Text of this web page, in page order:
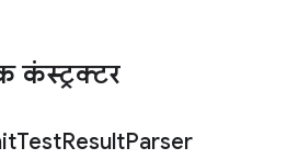
कंस्ट्रक्टर
TestResultParser